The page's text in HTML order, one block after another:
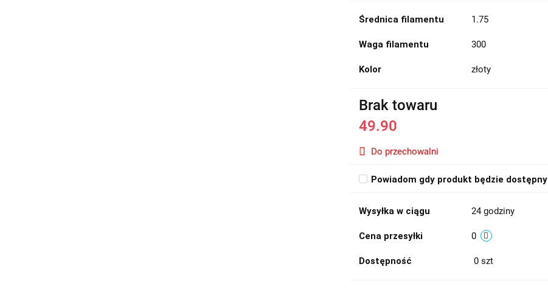
Średnica filamentu 1.75
Waga filamentu 300
Kolor złoty
Brak towaru
49.90
Do przechowalni
Powiadom gdy produkt będzie dostępny
Wysyłka w ciągu 24 godziny
Cena przesyłki 0
Dostępność 0 szt